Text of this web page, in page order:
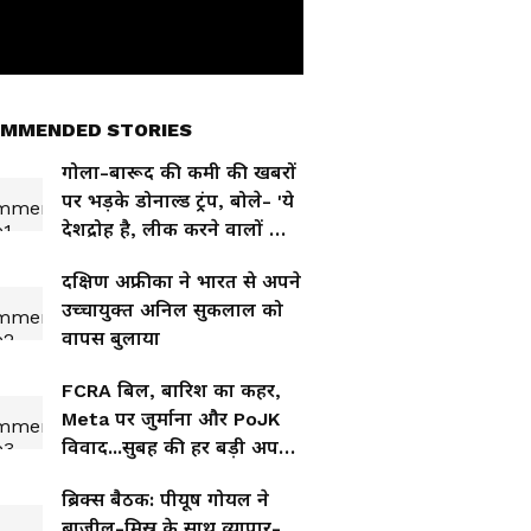
STORIES
गोला-बारूद की कमी की खबरों
पर भड़के डोनाल्ड ट्रंप, बोले- 'ये
देशद्रोह है, लीक करने वालों को
दक्षिण अफ्रीका ने भारत से अपने
उच्चायुक्त अनिल सुकलाल को
वापस बुलाया
FCRA बिल, बारिश का कहर,
Meta पर जुर्माना और PoJK
विवाद...सुबह की हर बड़ी अपडेट
ब्रिक्स बैठक: पीयूष गोयल ने